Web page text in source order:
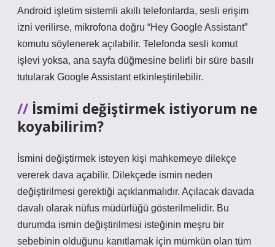
Android işletim sistemli akıllı telefonlarda, sesli erişim
izni verilirse, mikrofona doğru “Hey Google Assistant”
komutu söylenerek açılabilir. Telefonda sesli komut
işlevi yoksa, ana sayfa düğmesine belirli bir süre basılı
tutularak Google Assistant etkinleştirilebilir.
İsmimi değiştirmek istiyorum ne
koyabilirim?
İsmini değiştirmek isteyen kişi mahkemeye dilekçe
vererek dava açabilir. Dilekçede ismin neden
değiştirilmesi gerektiği açıklanmalıdır. Açılacak davada
davalı olarak nüfus müdürlüğü gösterilmelidir. Bu
durumda ismin değiştirilmesi isteğinin meşru bir
sebebinin olduğunu kanıtlamak için mümkün olan tüm